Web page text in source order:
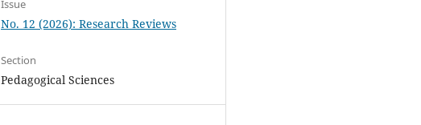
Issue
No. 12 (2026): Research Reviews
Section
Pedagogical Sciences